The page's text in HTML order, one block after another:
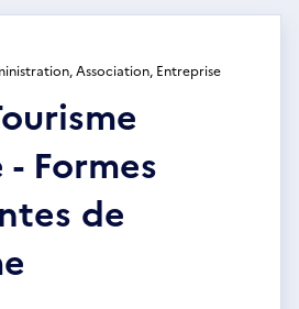
Association, Entreprise
Formes
de